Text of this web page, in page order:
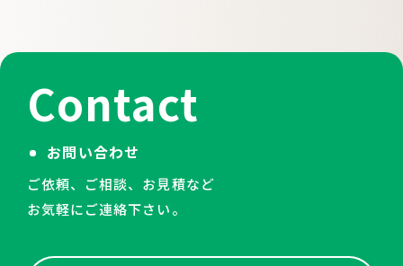
Contact
お問い合わせ
ご依頼、ご相談、お見積など
お気軽にご連絡下さい。